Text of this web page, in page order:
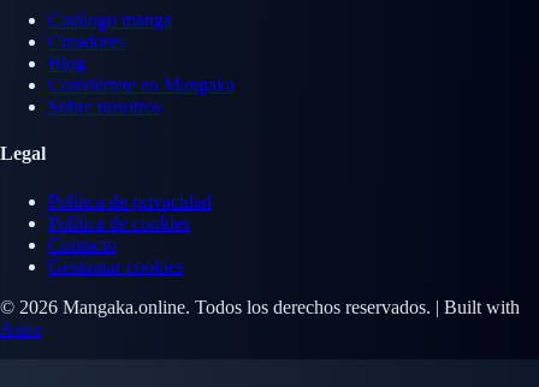
Catálogo manga
Creadores
Blog
Conviértete en Mangaka
Sobre nosotros
Legal
Política de privacidad
Política de cookies
Contacto
Gestionar cookies
© 2026 Mangaka.online. Todos los derechos reservados. | Built with
Astro